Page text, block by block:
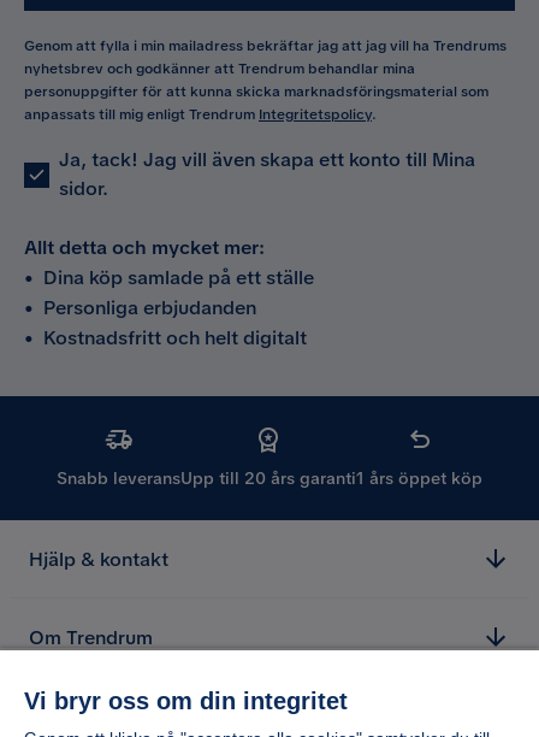
Genom att fylla i min mailadress bekräftar jag att jag vill ha Trendrums
nyhetsbrev och godkänner att Trendrum behandlar mina
personuppgifter för att kunna skicka marknadsföringsmaterial som
anpassats till mig enligt Trendrum Integritetspolicy.
Ja, tack! Jag vill även skapa ett konto till Mina
sidor.
Allt detta och mycket mer:
• Dina köp samlade på ett ställe
• Personliga erbjudanden
• Kostnadsfritt och helt digitalt
Snabb leveransUpp till 20 års garanti1 års öppet köp
Hjälp & kontakt
Om Trendrum
Vi bryr oss om din integritet